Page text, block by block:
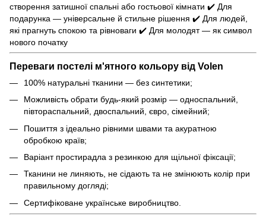
створення затишної спальні або гостьової кімнати ✔️ Для
подарунка — універсальне й стильне рішення ✔️ Для людей,
які прагнуть спокою та рівноваги ✔️ Для молодят — як символ
нового початку
Переваги постелі м'ятного кольору від Volen
100% натуральні тканини — без синтетики;
Можливість обрати будь-який розмір — односпальний,
півтораспальний, двоспальний, євро, сімейний;
Пошиття з ідеально рівними швами та акуратною
обробкою країв;
Варіант простирадла з резинкою для щільної фіксації;
Тканини не линяють, не сідають та не змінюють колір при
правильному догляді;
Сертифіковане українське виробництво.